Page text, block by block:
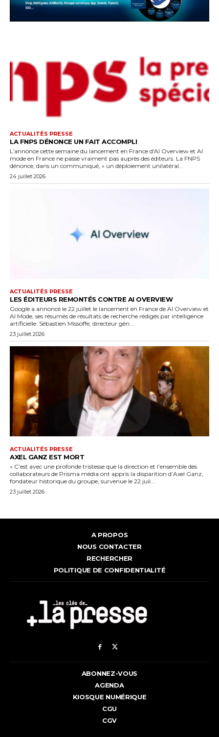
ACTUALITÉS PRESSE
LA FNPS DÉNONCE UN FAIT ACCOMPLI
L’annonce cette semaine du lancement en France d'AI Overview et AI
mode en France ne passe vraiment pas auprès des éditeurs. La FNPS
dénonce, dans un communiqué, « un déploiement unilatéral...
24 juillet 2026
ACTUALITÉS PRESSE
LES ÉDITEURS REMONTÉS CONTRE AI OVERVIEW
Google a annoncé le 22 juillet le lancement en France de AI Overview et
AI Mode, ses résumés de résultats de recherche rédigés par intelligence
artificielle. Sébastien Missoffe, directeur gén...
23 juillet 2026
ACTUALITÉS PRESSE
AXEL GANZ EST MORT
« C’est avec une profonde tristesse que la direction et l’ensemble des
collaborateurs de Prisma média ont appris la disparition d’Axel Ganz,
fondateur historique du groupe, survenue le 22 juil...
23 juillet 2026
A PROPOS
NOUS CONTACTER
RECHERCHER
POLITIQUE DE CONFIDENTIALITÉ
ABONNEZ-VOUS
AGENDA
KIOSQUE NUMÉRIQUE
CGU
CGV